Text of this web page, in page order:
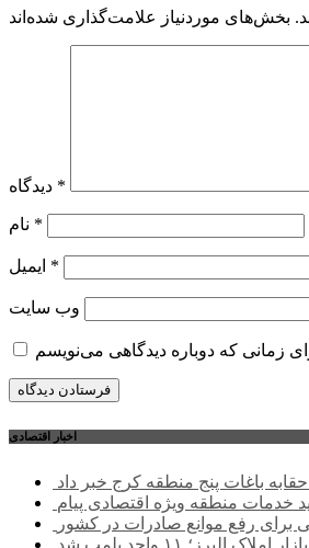
*
*
*
وب‌ سایت
اخبار اقتصادی
باغات پنج منطقه کرج خبر داد
خدمات منطقه ویژه اقتصادی پیام
برای رفع موانع صادرات در کشور
البرز؛ ۱۱ واحد پلمب شد